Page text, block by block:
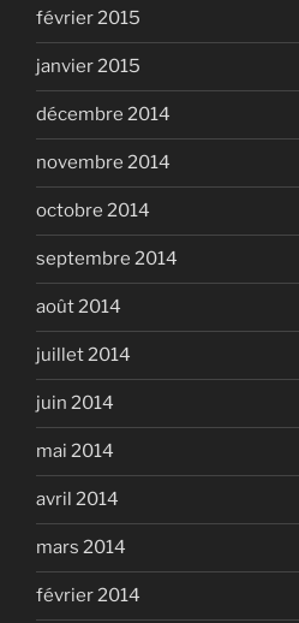
février 2015
janvier 2015
décembre 2014
novembre 2014
octobre 2014
septembre 2014
août 2014
juillet 2014
juin 2014
mai 2014
avril 2014
mars 2014
février 2014